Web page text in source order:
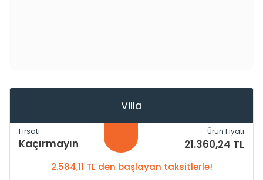
Villa
Fırsatı
Kaçırmayın
Ürün Fiyatı
21.360,24 TL
2.584,11 TL den başlayan taksitlerle!